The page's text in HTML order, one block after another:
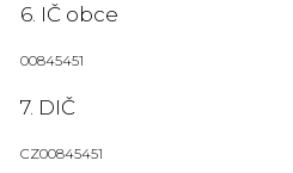
6. IČ obce
00845451
7. DIČ
CZ00845451